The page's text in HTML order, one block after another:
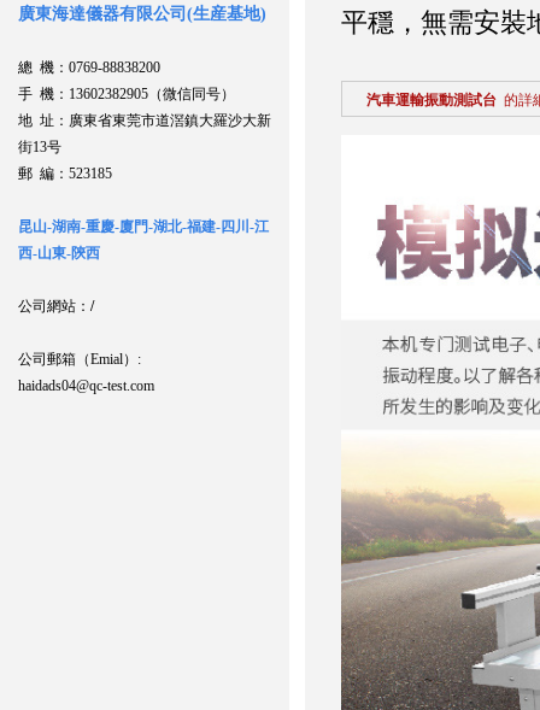
廣東海達儀器有限公司(生産基地)
總 機：0769-88838200
手 機：13602382905（微信同号）
地 址：廣東省東莞市道滘鎮大羅沙大新
街13号
郵 編：523185
昆山-湖南-重慶-廈門-湖北-福建-四川-江
西-山東-陝西
公司網站： /
公司郵箱（Emial）:
haidads04@qc-test.com
平穩，無需安裝
汽車運輸振動測試台 的詳